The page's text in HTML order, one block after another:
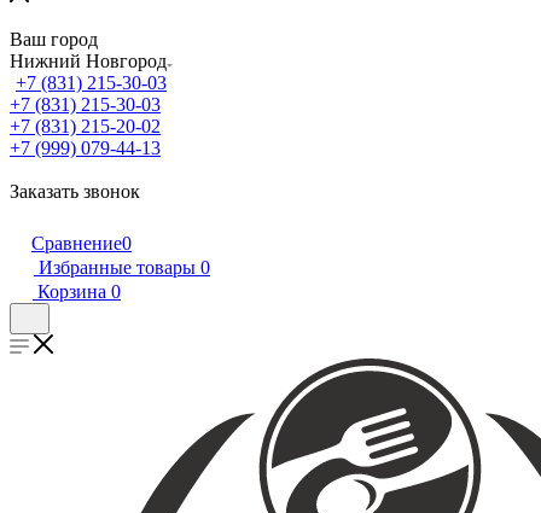
Ваш город
Нижний Новгород
+7 (831) 215-30-03
+7 (831) 215-30-03
+7 (831) 215-20-02
+7 (999) 079-44-13
Заказать звонок
Сравнение0
Избранные товары 0
Корзина 0